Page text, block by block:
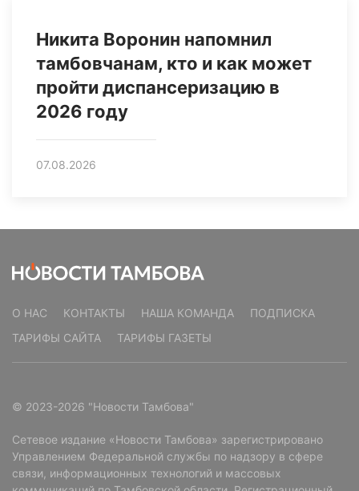
Никита Воронин напомнил
тамбовчанам, кто и как может
пройти диспансеризацию в
2026 году
07.08.2026
О НАС КОНТАКТЫ НАША КОМАНДА
ПОДПИСКА
ТАРИФЫ САЙТА
ТАРИФЫ ГАЗЕТЫ
© 2023-2026 "Новости Тамбова"
Сетевое издание «Новости Тамбова» зарегистрировано
Управлением Федеральной службы по надзору в сфере
связи, информационных технологий и массовых